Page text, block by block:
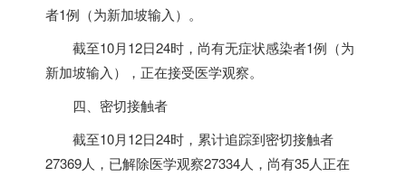
者1例（为新加坡输入）。
截至10月12日24时，尚有无症状感染者1例（为
新加坡输入），正在接受医学观察。
四、密切接触者
截至10月12日24时，累计追踪到密切接触者
27369人，已解除医学观察27334人，尚有35人正在